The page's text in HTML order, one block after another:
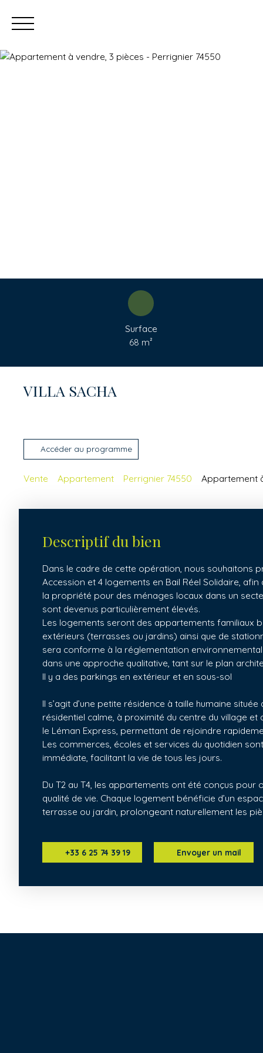
Surface
68 m²
VILLA SACHA
Accéder au programme
Vente Appartement Perrignier 74550 Appartement
Descriptif du bien
Dans le cadre de cette opération, nous souhaitons
Accession et 4 logements en Bail Réel Solidaire,
la propriété pour des ménages locaux dans un
sont devenus particulièrement élevés.
Les logements seront des appartements familiaux
extérieurs (terrasses ou jardins) ainsi que de
sera conforme à la réglementation
dans une approche qualitative, tant sur le plan
Il y a des parkings en extérieur et en sous-sol
Il s’agit d’une petite résidence à taille humaine
résidentiel calme, à proximité du centre du village
le Léman Express, permettant de rejoindre
Les commerces, écoles et services du quotidien
immédiate, facilitant la vie de tous les jours.
Du T2 au T4, les appartements ont été conçus
qualité de vie. Chaque logement bénéficie d’un
terrasse ou jardin, prolongeant naturellement les
+33 6 25 74 39 19 Envoyer un mail